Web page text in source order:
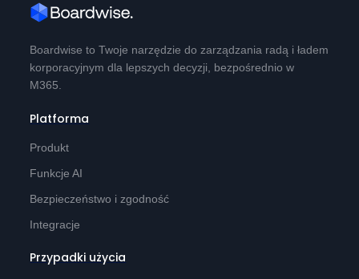
Boardwise to Twoje narzędzie do zarządzania radą i ładem
korporacyjnym dla lepszych decyzji, bezpośrednio w
M365.
Platforma
Produkt
Funkcje AI
Bezpieczeństwo i zgodność
Integracje
Przypadki użycia